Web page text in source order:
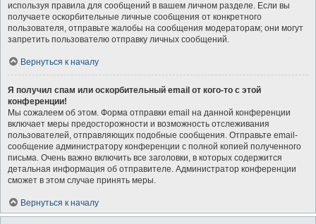
используя правила для сообщений в вашем личном разделе. Если вы
получаете оскорбительные личные сообщения от конкретного
пользователя, отправьте жалобы на сообщения модераторам; они могут
запретить пользователю отправку личных сообщений.
Вернуться к началу
Я получил спам или оскорбительный email от кого-то с этой
конференции!
Мы сожалеем об этом. Форма отправки email на данной конференции
включает меры предосторожности и возможность отслеживания
пользователей, отправляющих подобные сообщения. Отправьте email-
сообщение администратору конференции с полной копией полученного
письма. Очень важно включить все заголовки, в которых содержится
детальная информация об отправителе. Администратор конференции
сможет в этом случае принять меры.
Вернуться к началу